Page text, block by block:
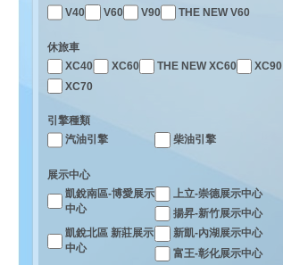
V40
V60 V90 THE NEW V60
休旅車
XC40
XC60 THE NEW XC60
XC90
XC70
引擎種類
汽油引擎
柴油引擎
展示中心
凱銳南區-博愛展示
中心
上立-崇德展示中心
揚昇-新竹展示中心
凱銳北區 新莊展示
中心
新凱-內湖展示中心
富王-彰化展示中心